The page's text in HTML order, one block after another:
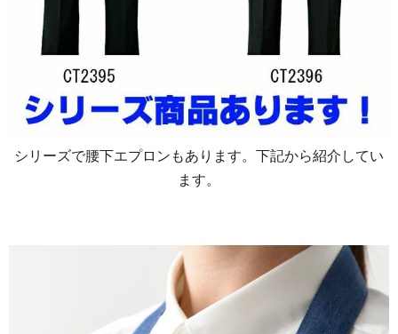
シリーズで腰下エプロンもあります。下記から紹介してい
ます。